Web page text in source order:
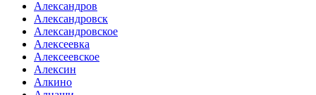
Александров
Александровск
Александровское
Алексеевка
Алексеевское
Алексин
Алкино